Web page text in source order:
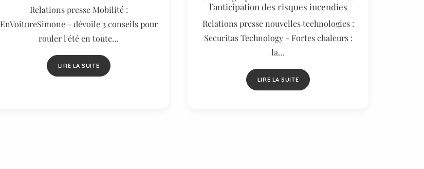
Relations presse Mobilité :
EnVoitureSimone - dévoile 3 conseils pour
rouler l'été en toute…
LIRE LA SUITE
l’anticipation des risques incendies
Relations presse nouvelles technologies :
Securitas Technology - Fortes chaleurs :
la…
LIRE LA SUITE